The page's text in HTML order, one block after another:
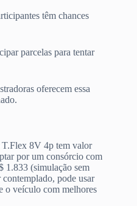
têm chances
parcelas para tentar
oferecem essa
8V 4p tem valor
por um consórcio com
1.833 (simulação sem
contemplado, pode usar
o veículo com melhores